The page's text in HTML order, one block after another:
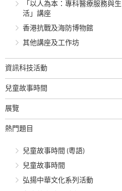
「以人為本：專科醫療服務與生
活」講座
香港抗戰及海防博物館
其他講座及工作坊
資訊科技活動
兒童故事時間
展覽
熱門題目
兒童故事時間 (粵語)
兒童故事時間
弘揚中華文化系列活動